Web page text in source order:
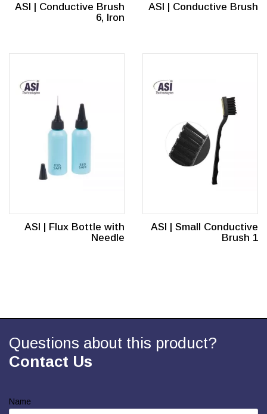
ASI | Conductive Brush
ASI | Conductive Brush
6, Iron
ASI | Small Conductive
Brush 1
ASI | Flux Bottle with
Needle
Questions about this product?
Contact Us
Name